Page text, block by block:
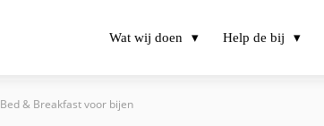
Wat wij doen Help de bij
Bed & Breakfast voor bijen